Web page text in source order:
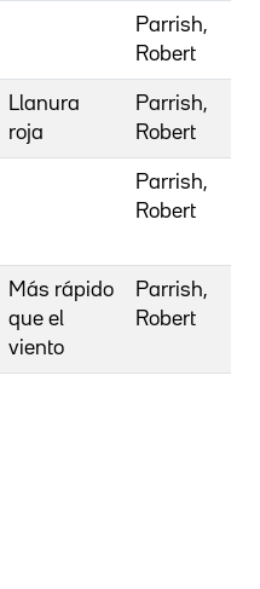
Parrish,
Robert
Llanura
roja
Parrish,
Robert
Parrish,
Robert
Más rápido
que el
viento
Parrish,
Robert